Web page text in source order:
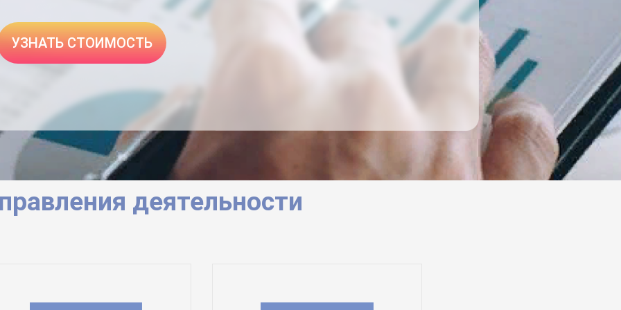
УЗНАТЬ СТОИМОСТЬ
деятельности